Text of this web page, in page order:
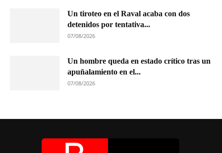
Un tiroteo en el Raval acaba con dos
detenidos por tentativa...
07/08/2026
Un hombre queda en estado crítico tras un
apuñalamiento en el...
07/08/2026